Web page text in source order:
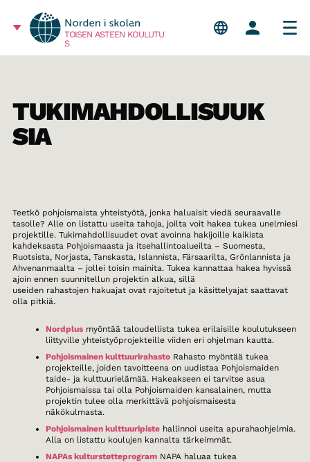
TOISEN ASTEEN KOULUTU
S
TUKIMAHDOLLISUUK
SIA
Teetkö pohjoismaista yhteistyötä, jonka haluaisit viedä seuraavalle
tasolle? Alle on listattu useita tahoja, joilta voit hakea tukea unelmiesi
projektille. Tukimahdollisuudet ovat avoinna hakijoille kaikista
kahdeksasta Pohjoismaasta ja itsehallintoalueilta – Suomesta,
Ruotsista, Norjasta, Tanskasta, Islannista, Färsaarilta, Grönlannista ja
Ahvenanmaalta – jollei toisin mainita. Tukea kannattaa hakea hyvissä
ajoin ennen suunnitellun projektin alkua, sillä
useiden rahastojen hakuajat ovat rajoitetut ja käsittelyajat saattavat
olla pitkiä.
Nordplus myöntää taloudellista tukea erilaisille koulutukseen
liittyville yhteistyöprojekteille viiden eri ohjelman kautta.
Pohjoismainen kulttuurirahasto Rahasto myöntää tukea
projekteille, joiden tavoitteena on uudistaa Pohjoismaiden
taide- ja kulttuurielämää. Hakeakseen ei tarvitse asua
Pohjoismaissa tai olla Pohjoismaiden kansalainen, mutta
projektin tulee olla merkittävä pohjoismaisesta
näkökulmasta.
Pohjoismainen kulttuuripiste hallinnoi useita apurahaohjelmia.
Alla on listattu koulujen kannalta tärkeimmät.
NAPAs kulturstøtteprogram NAPA haluaa tukea